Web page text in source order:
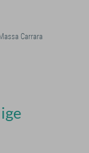
Carrara